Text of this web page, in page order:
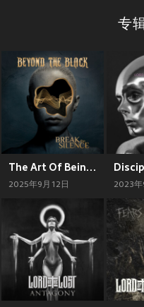
专
The Art Of Being Alone
2025年9月12日 2023年